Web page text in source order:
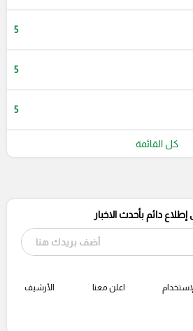
5
5
5
كل القائمة
إطلاع دائم بأحدث الاخبار
اعلن معنا الأرشيف